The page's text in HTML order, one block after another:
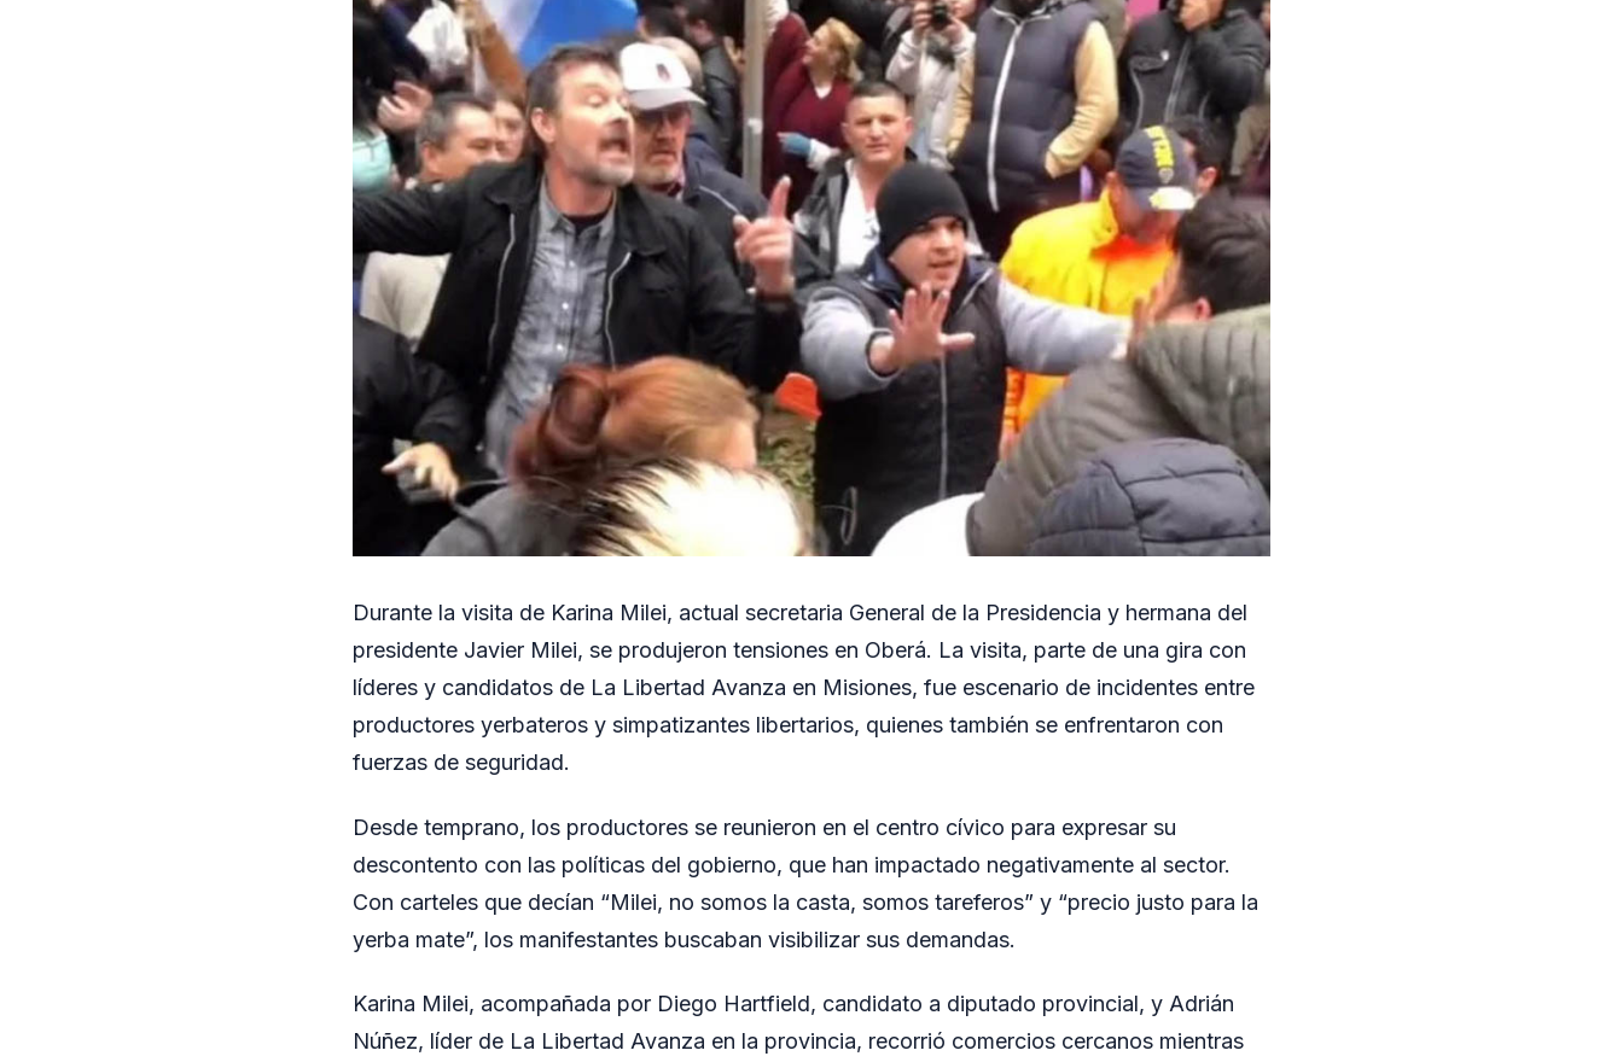
Durante la visita de Karina Milei, actual secretaria General de la Presidencia y hermana del
presidente Javier Milei, se produjeron tensiones en Oberá. La visita, parte de una gira con
líderes y candidatos de La Libertad Avanza en Misiones, fue escenario de incidentes entre
productores yerbateros y simpatizantes libertarios, quienes también se enfrentaron con
fuerzas de seguridad.
Desde temprano, los productores se reunieron en el centro cívico para expresar su
descontento con las políticas del gobierno, que han impactado negativamente al sector.
Con carteles que decían “Milei, no somos la casta, somos tareferos” y “precio justo para la
yerba mate”, los manifestantes buscaban visibilizar sus demandas.
Karina Milei, acompañada por Diego Hartfield, candidato a diputado provincial, y Adrián
Núñez, líder de La Libertad Avanza en la provincia, recorrió comercios cercanos mientras